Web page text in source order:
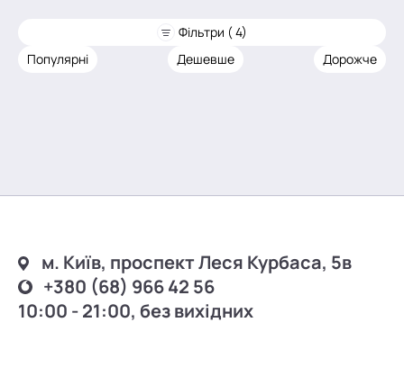
Фільтри ( 4)
Популярні
Дешевше Дорожче
м. Київ, проспект Леся Курбаса, 5в
+380 (68) 966 42 56
10:00 - 21:00, без вихідних